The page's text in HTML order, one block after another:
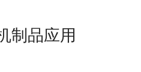
制品应用